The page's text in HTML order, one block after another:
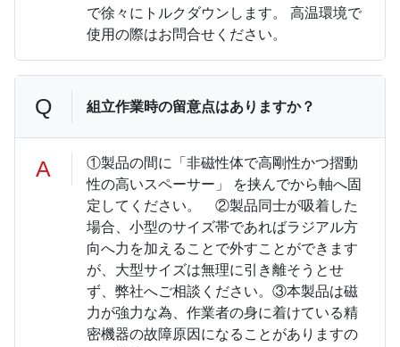
で徐々にトルクダウンします。 高温環境で
使用の際はお問合せください。
Q 組立作業時の留意点はありますか？
A
①製品の間に「非磁性体で高剛性かつ摺動
性の高いスペーサー」 を挟んでから軸へ固
定してください。 ②製品同⼠が吸着した
場合、⼩型のサイズ帯であればラジアル⽅
向へ⼒を加えることで外すことができます
が、⼤型サイズは無理に引き離そうとせ
ず、弊社へご相談ください。③本製品は磁
⼒が強⼒な為、作業者の⾝に着けている精
密機器の故障原因になることがありますの